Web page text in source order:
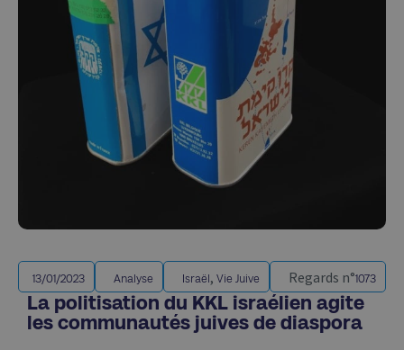
13/01/2023 Analyse Israël, Vie Juive Regards n°1073
La politisation du KKL israélien agite
les communautés juives de diaspora